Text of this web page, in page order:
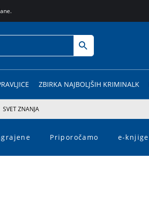
ZBIRKA NAJBOLJŠIH KRIMINALK
SVET ZNANJA
Priporočamo e-knjige